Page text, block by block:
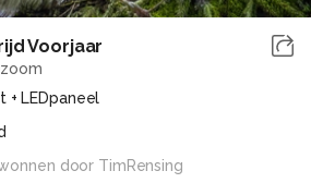
Voorjaar
+ LEDpaneel
door TimRensing